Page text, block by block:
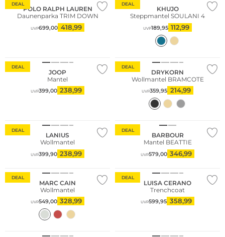
DEAL
POLO RALPH LAUREN
Daunenparka TRIM DOWN
UVP699,00 418,99
DEAL
KHUJO
Steppmantel SOULANI 4
UVP189,95 112,99
DEAL
JOOP
Mantel
UVP399,00 238,99
DEAL
DRYKORN
Wollmantel BRAMCOTE
UVP359,95 214,99
DEAL
LANIUS
Wollmantel
UVP399,90 238,99
DEAL
BARBOUR
Mantel BEATTIE
UVP579,00 346,99
DEAL
MARC CAIN
Wollmantel
UVP549,00 328,99
DEAL
LUISA CERANO
Trenchcoat
UVP599,95 358,99